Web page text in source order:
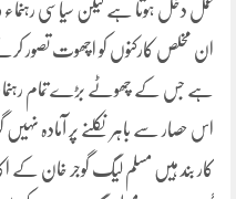
عمل دخل ہوتا ہے لیکن سیاسی رہنماء
ان مخلص کارکنوں کو اچھوت تصور
ہے جس کے چھوٹے بڑے تمام
اس حصار سے باہر نکلنے پر آمادہ
کار بند ہیں مسلم لیگ گوجر خان